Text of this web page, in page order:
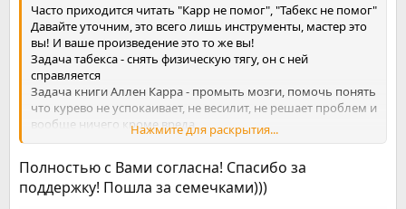
Часто приходится читать "Карр не помог", "Табекс не помог"
Давайте уточним, это всего лишь инструменты, мастер это
вы! И ваше произведение это то же вы!
Задача табекса - снять физическую тягу, он с ней
справляется
Задача книги Аллен Карра - промыть мозги, помочь понять
что курево не успокаивает, не весилит, не решает проблем и
вообще ничего кроме вреда
И чем больше у вас инструментов, тем легче и быстрее вы
не нужны наркотики для решения жизненных вопросов.
Кстати, мелочей в нашем деле не бывает, к полезным
Нажмите для раскрытия...
Полностью с Вами согласна! Спасибо за
поддержку! Пошла за семечками)))